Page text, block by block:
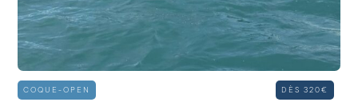
COQUE-OPEN DÈS 320€